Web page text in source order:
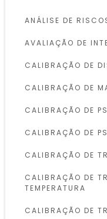
ANÁLISE DE
AVALIAÇÃO DE
CALIBRAÇÃO DE
CALIBRAÇÃO DE
CALIBRAÇÃO DE
CALIBRAÇÃO DE
CALIBRAÇÃO DE
CALIBRAÇÃO DE
TEMPERATURA
CALIBRAÇÃO DE